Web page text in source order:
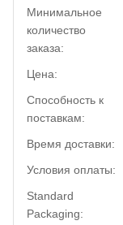
Минимальное
количество
заказа:
Цена:
Способность к
поставкам:
Время доставки:
Условия оплаты:
Standard
Packaging: